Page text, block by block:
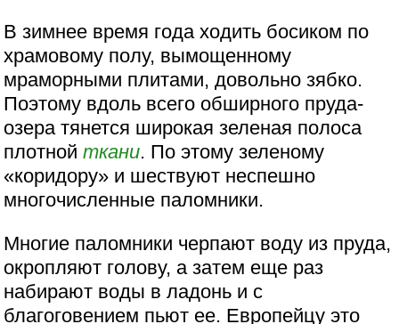
В зимнее время года ходить босиком по
храмовому полу, вымощенному
мраморными плитами, довольно зябко.
Поэтому вдоль всего обширного пруда-
озера тянется широкая зеленая полоса
плотнойткани. По этому зеленому
«коридору» и шествуют неспешно
многочисленные паломники.
Многие паломники черпают воду из пруда,
окропляют голову, а затем еще раз
набирают воды в ладонь и с
благоговением пьют ее. Европейцу это